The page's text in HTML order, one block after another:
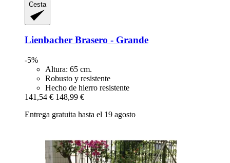
Cesta
Lienbacher Brasero -​ Grande
-5%
Altura: 65 cm.
Robusto y resistente
Hecho de hierro resistente
141,54 € 148,99 €
Entrega gratuita hasta el 19 agosto